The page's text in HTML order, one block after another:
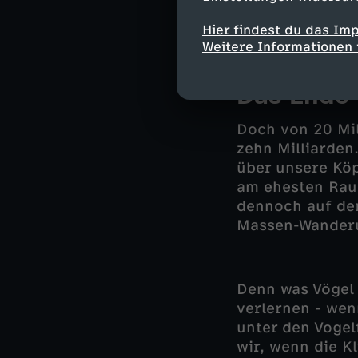
Hier findest du das
Weitere
Beleg dafür,
ist.
Das
Doch von 20
zehn
über unsere
am ehesten
dennoch auf
Massen-
Denn was
verlernen -
unter den
wir, wenn die